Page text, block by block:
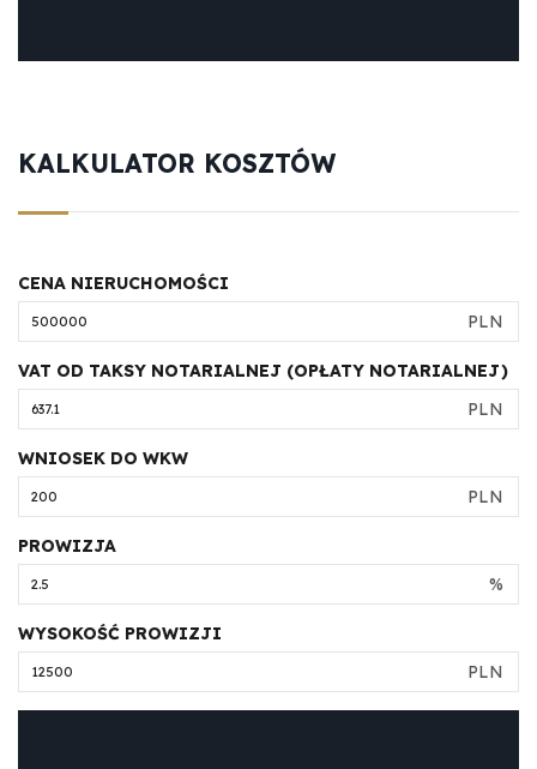
KALKULATOR KOSZTÓW
CENA NIERUCHOMOŚCI
PLN
VAT OD TAKSY NOTARIALNEJ (OPŁATY NOTARIALNEJ)
PLN
WNIOSEK DO WKW
PLN
PROWIZJA
%
WYSOKOŚĆ PROWIZJI
PLN